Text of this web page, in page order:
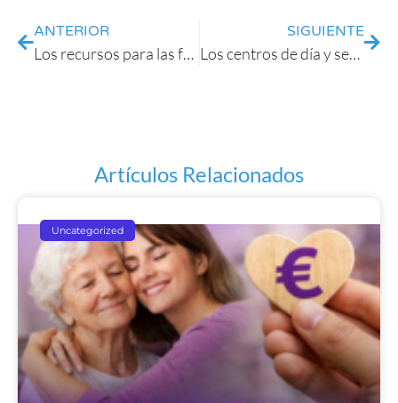
ANTERIOR
Los recursos para las familias cuidadoras
SIGUIENTE
Los centros de día y servicios de respiro
Artículos Relacionados
Uncategorized